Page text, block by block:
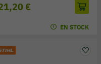
€
EN STOCK